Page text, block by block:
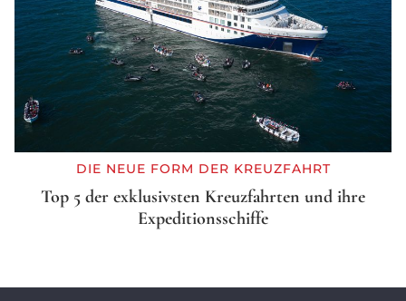
DIE NEUE FORM DER KREUZFAHRT
Top 5 der exklusivsten Kreuzfahrten und ihre
Expeditionsschiffe